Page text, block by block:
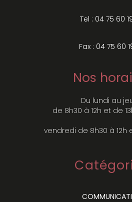
Tel : 04 75 60
Fax : 04 75 60
Nos
Du lundi au
de 8h30 à 12h et de
vendredi de 8h30 à 12h